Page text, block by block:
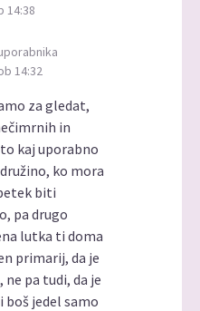
14:38
14:32
za gledat,
in
kaj uporabno
ko mora
biti
pa drugo
lutka ti doma
primarij, da je
pa tudi, da je
boš jedel samo